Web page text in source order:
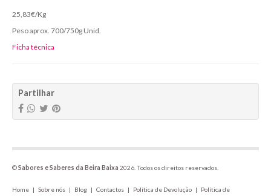
25,83€/Kg
Peso aprox. 700/750g Unid.
Ficha técnica
Partilhar
©Sabores e Saberes da Beira Baixa 2026. Todos os direitos reservados.
Home | Sobre nós | Blog | Contactos | Política de Devolução | Política de